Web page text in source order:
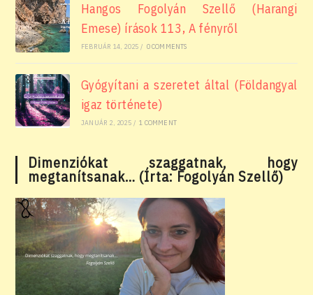
Hangos Fogolyán Szellő (Harangi
Emese) írások 113, A fényről
FEBRUÁR 14, 2025 / 0 COMMENTS
Gyógyítani a szeretet által (Földangyal
igaz története)
JANUÁR 2, 2025 / 1 COMMENT
Dimenziókat szaggatnak, hogy
megtanítsanak… (Írta: Fogolyán Szellő)